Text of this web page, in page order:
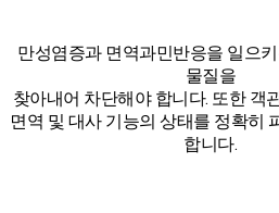
만성염증과 면역과민반응을 일으
물질을
찾아내어 차단해야 합니다. 또한 객
면역 및 대사 기능의 상태를 정확히
합니다.